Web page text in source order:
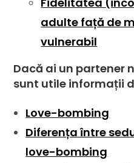
adulte față de
vulnerabil
Dacă ai un partener
sunt utile informații
Love-bombing
Diferența între
love-bombing